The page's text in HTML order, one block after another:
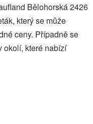
Bělohorská 2426
který se může
ceny. Případně se
okolí, které nabízí